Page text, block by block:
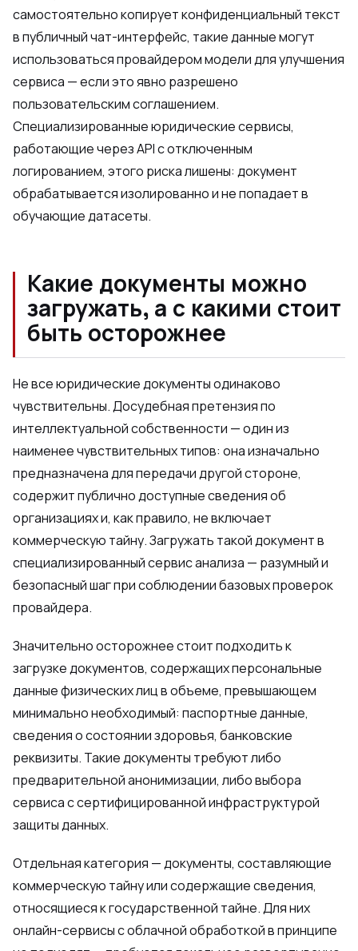
самостоятельно копирует конфиденциальный текст
в публичный чат-интерфейс, такие данные могут
использоваться провайдером модели для улучшения
сервиса — если это явно разрешено
пользовательским соглашением.
Специализированные юридические сервисы,
работающие через API с отключенным
логированием, этого риска лишены: документ
обрабатывается изолированно и не попадает в
обучающие датасеты.
Какие документы можно
загружать, а с какими стоит
быть осторожнее
Не все юридические документы одинаково
чувствительны. Досудебная претензия по
интеллектуальной собственности — один из
наименее чувствительных типов: она изначально
предназначена для передачи другой стороне,
содержит публично доступные сведения об
организациях и, как правило, не включает
коммерческую тайну. Загружать такой документ в
специализированный сервис анализа — разумный и
безопасный шаг при соблюдении базовых проверок
провайдера.
Значительно осторожнее стоит подходить к
загрузке документов, содержащих персональные
данные физических лиц в объеме, превышающем
минимально необходимый: паспортные данные,
сведения о состоянии здоровья, банковские
реквизиты. Такие документы требуют либо
предварительной анонимизации, либо выбора
сервиса с сертифицированной инфраструктурой
защиты данных.
Отдельная категория — документы, составляющие
коммерческую тайну или содержащие сведения,
относящиеся к государственной тайне. Для них
онлайн-сервисы с облачной обработкой в принципе